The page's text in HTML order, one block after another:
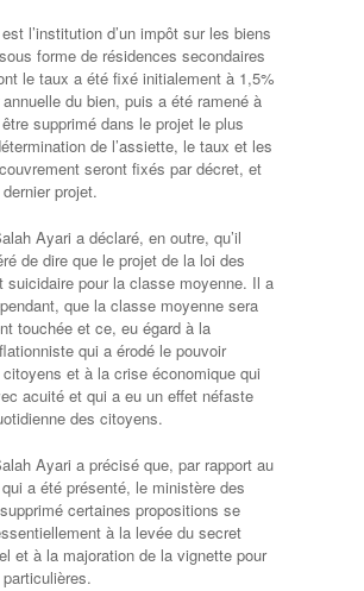
est l’institution d’un impôt sur les biens
forme de résidences secondaires
le taux a été fixé initialement à 1,5%
du bien, puis a été ramené à
supprimé dans le projet le plus
de l’assiette, le taux et les
seront fixés par décret, et
projet.
Ayari a déclaré, en outre, qu’il
de dire que le projet de la loi des
suicidaire pour la classe moyenne. Il a
que la classe moyenne sera
touchée et ce, eu égard à la
qui a érodé le pouvoir
citoyens et à la crise économique qui
acuité et qui a eu un effet néfaste
des citoyens.
Ayari a précisé que, par rapport au
a été présenté, le ministère des
certaines propositions se
à la levée du secret
et à la majoration de la vignette pour